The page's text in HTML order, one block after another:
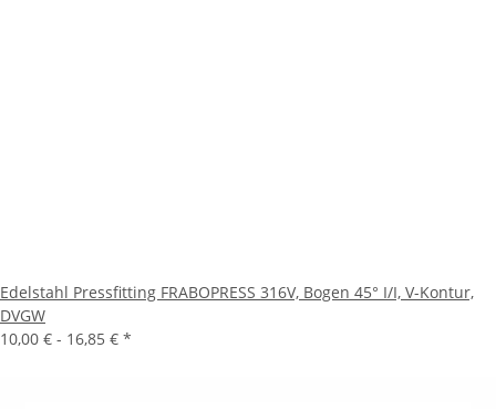
Edelstahl Pressfitting FRABOPRESS 316V, Bogen 45° I/I, V-Kontur,
DVGW
10,00 € - 16,85 € *